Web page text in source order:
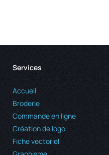
Services
Accueil
Broderie
Commande en ligne
Création de logo
Fiche vectoriel